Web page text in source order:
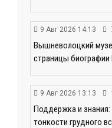
9 Авг 2026 14:13
Вышневолоцкий
страницы
9 Авг 2026 13:13
Поддержка и
тонкости грудного